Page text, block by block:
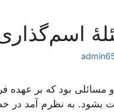
بود كه بر عهده
بشود. به نظرم آمد